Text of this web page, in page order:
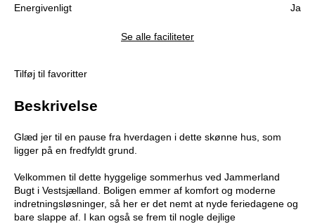
Energivenligt
Ja
Se alle faciliteter
Tilføj til favoritter
Beskrivelse
Glæd jer til en pause fra hverdagen i dette skønne hus, som
ligger på en fredfyldt grund.
Velkommen til dette hyggelige sommerhus ved Jammerland
Bugt i Vestsjælland. Boligen emmer af komfort og moderne
indretningsløsninger, så her er det nemt at nyde feriedagene og
bare slappe af. I kan også se frem til nogle dejlige